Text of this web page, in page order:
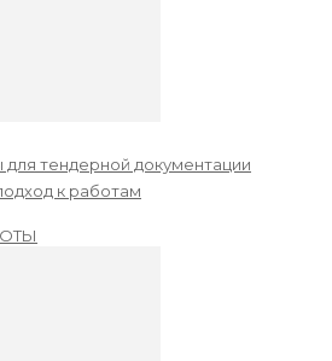
тендерной документации
к работам